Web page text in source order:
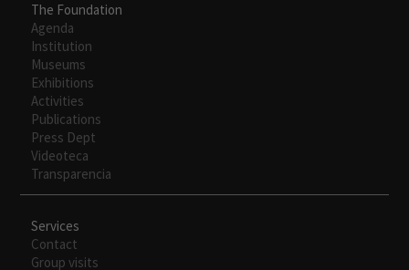
The Foundation
Agenda
Institution
Museums
Exhibitions
Activities
Publications
Press Dept
Videoteca
Transparencia
Services
Contact
Group visits